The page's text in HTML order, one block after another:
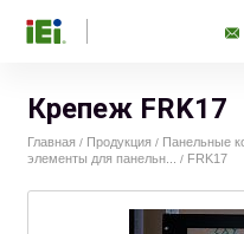
Крепеж FRK17
Главная / Продукция / Панельные
элементы для панельн...
/ FRK17